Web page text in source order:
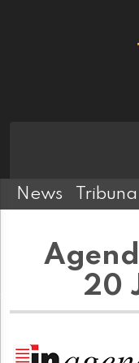
News
20